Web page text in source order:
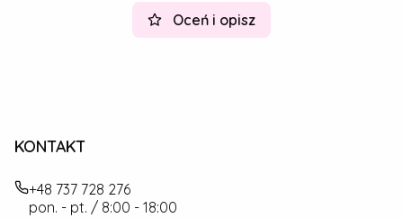
Oceń i opisz
KONTAKT
+48 737 728 276
pon. - pt. / 8:00 - 18:00